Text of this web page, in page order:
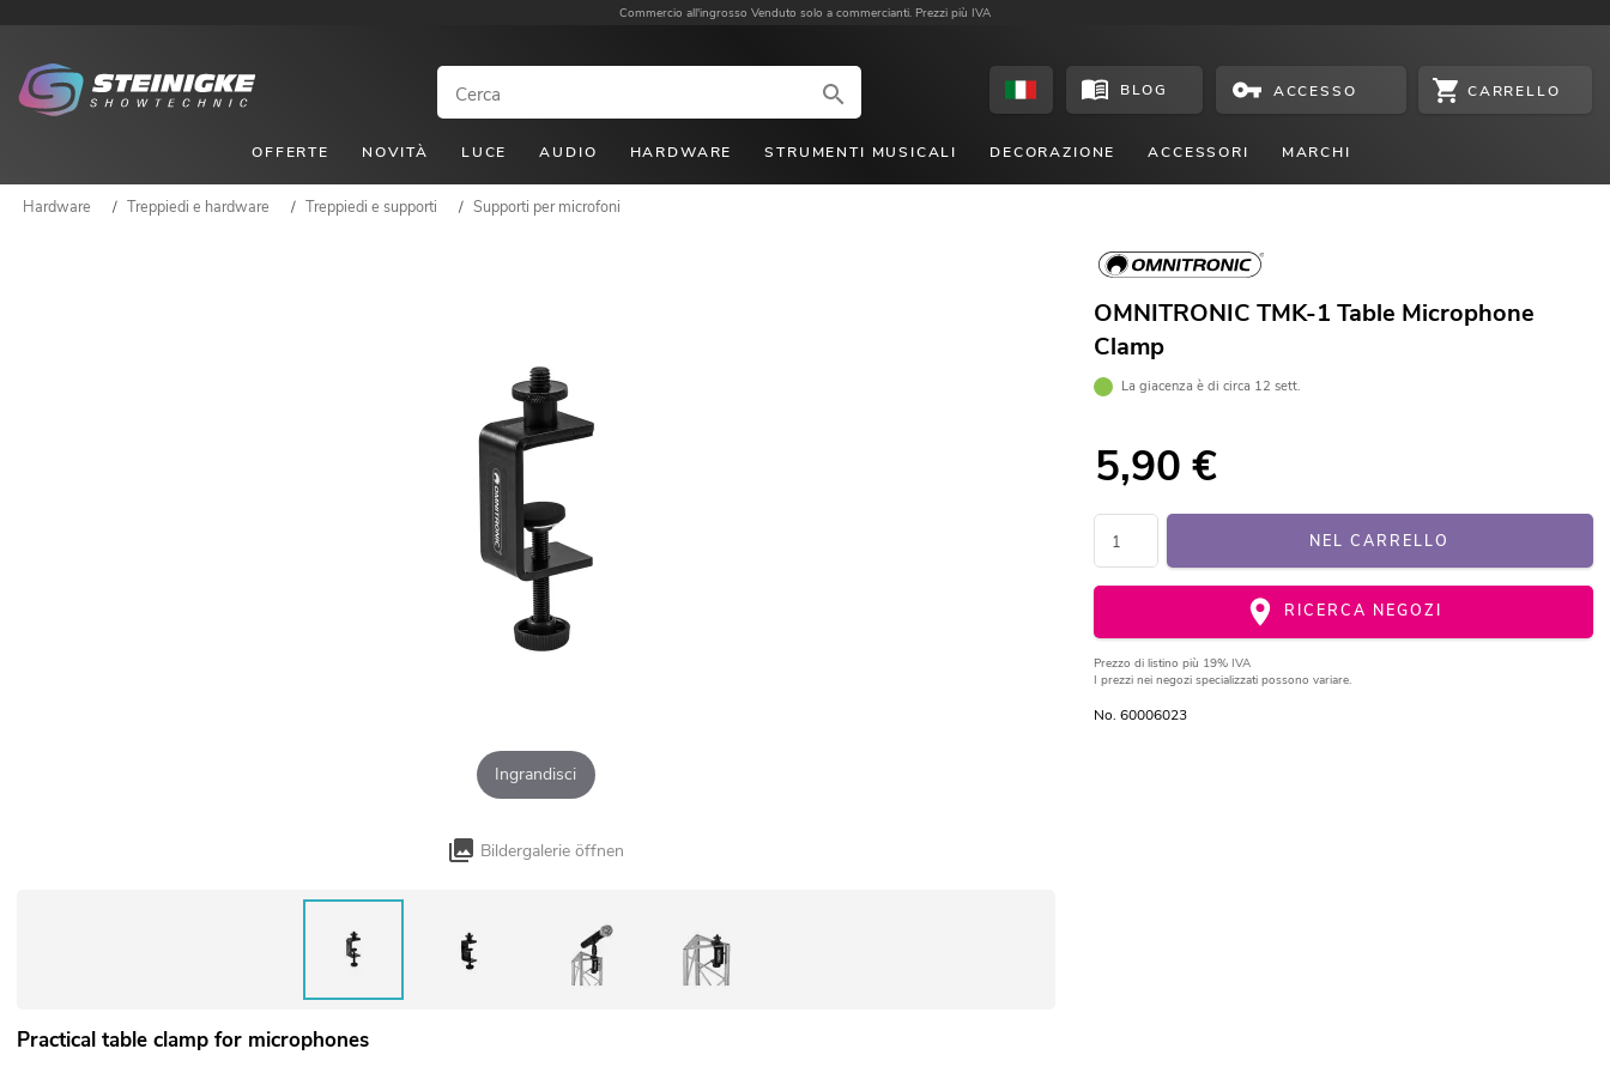
Commercio all'ingrosso Venduto solo a commercianti. Prezzi più IVA
BLOG ACCESSO CARRELLO
OFFERTE NOVITÀ LUCE AUDIO HARDWARE STRUMENTI MUSICALI DECORAZIONE ACCESSORI MARCHI
Hardware / Treppiedi e hardware / Treppiedi e supporti / Supporti per microfoni
Ingrandisci
Bildergalerie öffnen
OMNITRONIC TMK-1 Table Microphone
Clamp
La giacenza è di circa 12 sett.
5,90 €
NEL CARRELLO
RICERCA NEGOZI
Prezzo di listino più 19% IVA
I prezzi nei negozi specializzati possono variare.
No. 60006023
Practical table clamp for microphones